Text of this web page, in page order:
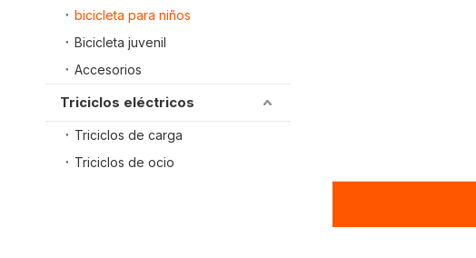
bicicleta para niños
Bicicleta juvenil
Accesorios
Triciclos eléctricos
Triciclos de carga
Triciclos de ocio